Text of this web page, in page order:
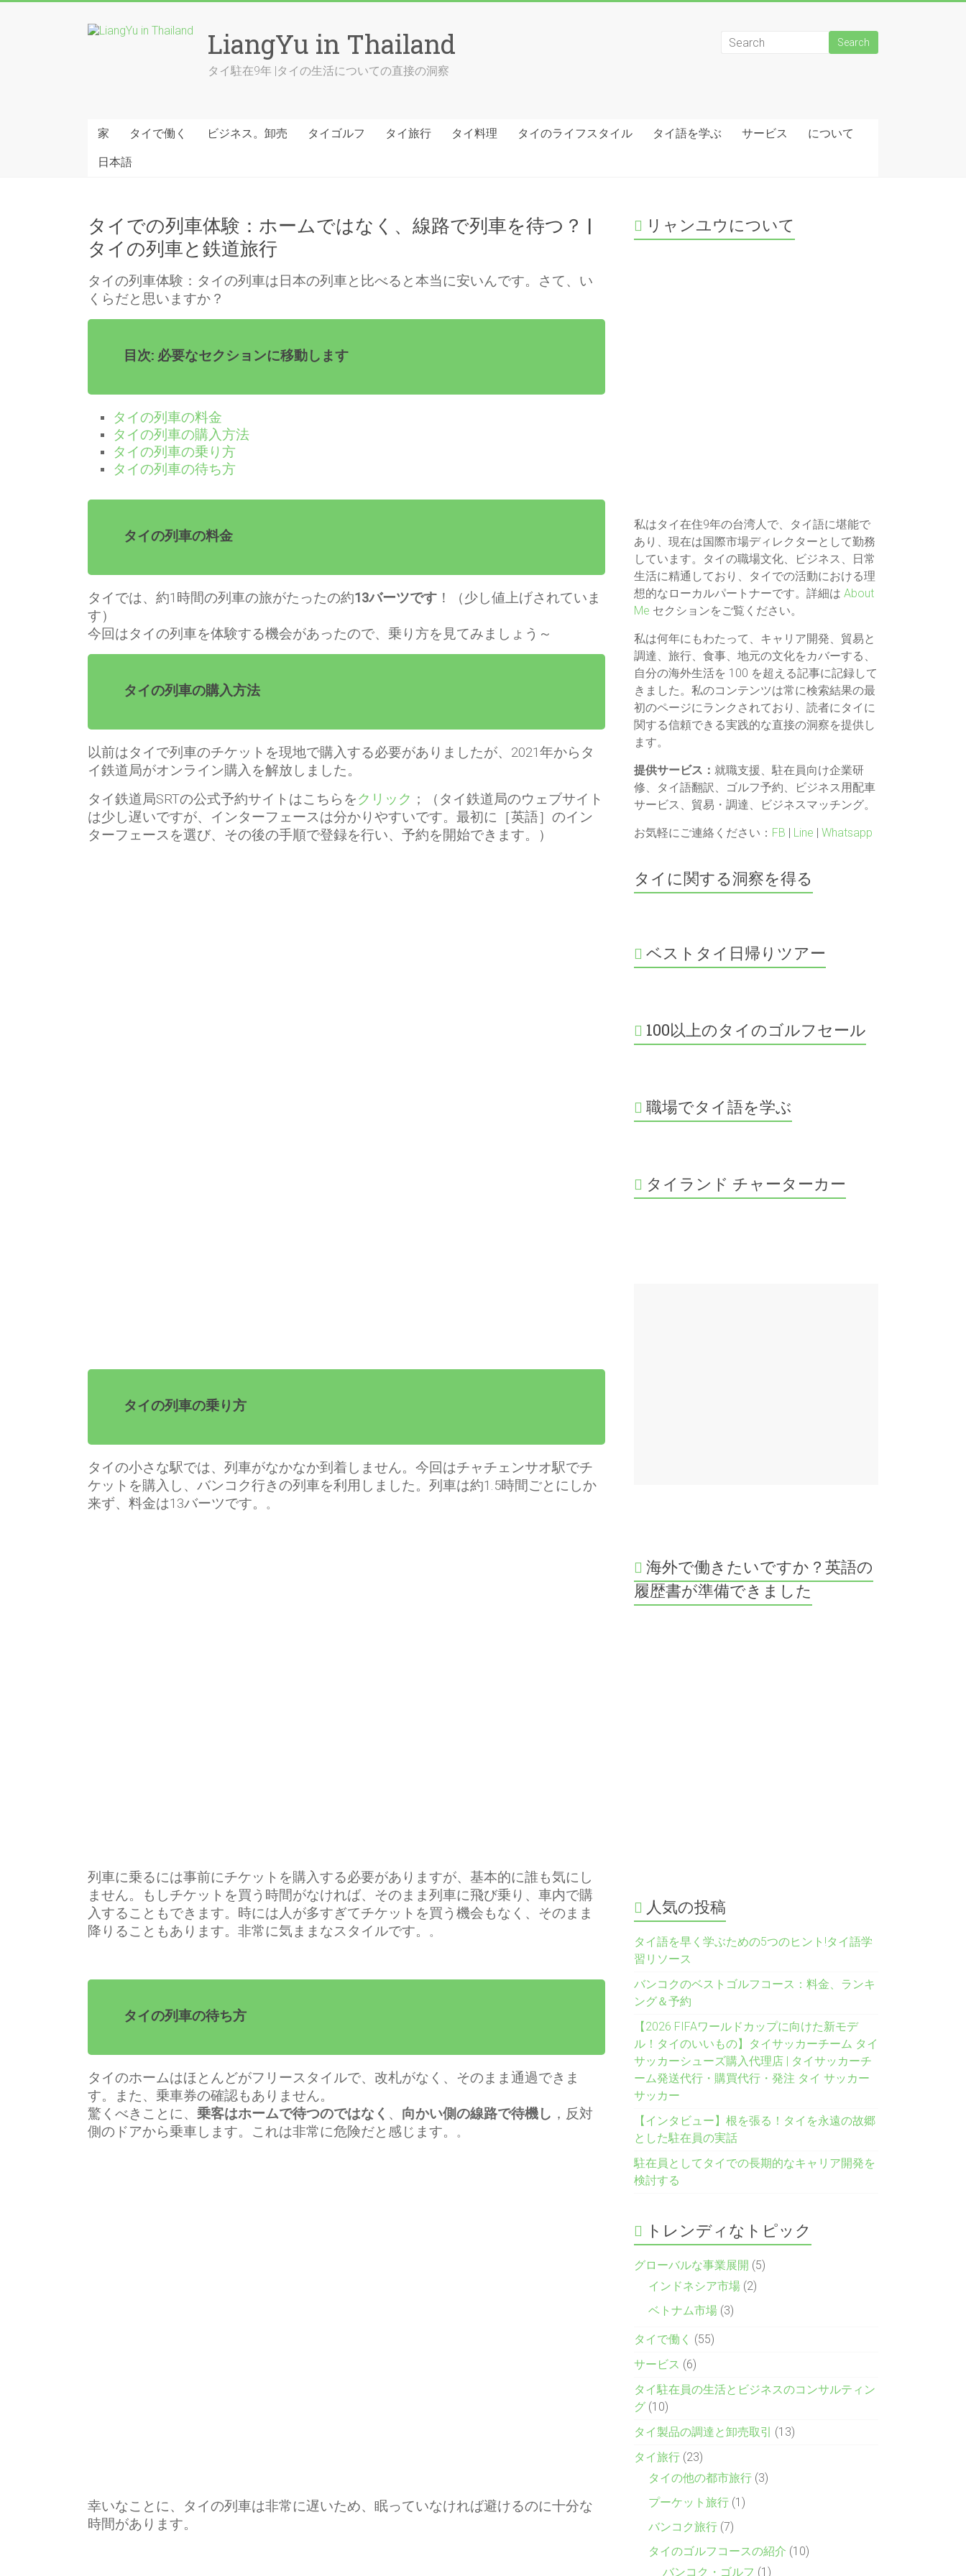
LiangYu in Thailand
タイ駐在9年 |タイの生活についての直接の洞察
家 タイで働く ビジネス。卸売 タイゴルフ タイ旅行 タイ料理 タイのライフスタイル タイ語を学ぶ サービス について
日本語
タイでの列車体験：ホームではなく、線路で列車を待つ？ |
タイの列車と鉄道旅行
タイの列車体験：タイの列車は日本の列車と比べると本当に安いんです。さて、い
くらだと思いますか？
目次: 必要なセクションに移動します
タイの列車の料金
タイの列車の購入方法
タイの列車の乗り方
タイの列車の待ち方
タイの列車の料金
タイでは、約1時間の列車の旅がたったの約13バーツです ！（少し値上げされていま
す）
今回はタイの列車を体験する機会があったので、乗り方を見てみましょう～
タイの列車の購入方法
以前はタイで列車のチケットを現地で購入する必要がありましたが、2021年からタ
イ鉄道局がオンライン購入を解放しました。
タイ鉄道局SRTの公式予約サイトはこちらをクリック ；（タイ鉄道局のウェブサイト
は少し遅いですが、インターフェースは分かりやすいです。最初に［英語］のイン
ターフェースを選び、その後の手順で登録を行い、予約を開始できます。）
タイの列車の乗り方
タイの小さな駅では、列車がなかなか到着しません。今回はチャチェンサオ駅でチ
ケットを購入し、バンコク行きの列車を利用しました。列車は約1.5時間ごとにしか
来ず、料金は13バーツです。
。
列車に乗るには事前にチケットを購入する必要がありますが、基本的に誰も気にし
ません。もしチケットを買う時間がなければ、そのまま列車に飛び乗り、車内で購
入することもできます。時には人が多すぎてチケットを買う機会もなく、そのまま
降りることもあります。非常に気ままなスタイルです。
。
タイの列車の待ち方
タイのホームはほとんどがフリースタイルで、改札がなく、そのまま通過できま
す。また、乗車券の確認もありません。
驚くべきことに、 乗客はホームで待つのではなく 、 向かい側の線路で待機し ， 反対
側のドアから乗車します。これは非常に危険だと感じます。
。
幸いなことに、タイの列車は非常に遅いため、眠っていなければ避けるのに十分な
時間があります。
リャンユウについて
私はタイ在住9年の台湾人で、タイ語に堪能で
あり、現在は国際市場ディレクターとして勤務
しています。タイの職場文化、ビジネス、日常
生活に精通しており、タイでの活動における理
想的なローカルパートナーです。詳細はAbout
Me セクションをご覧ください。
私は何年にもわたって、キャリア開発、貿易と
調達、旅行、食事、地元の文化をカバーする、
自分の海外生活を 100 を超える記事に記録して
きました。私のコンテンツは常に検索結果の最
初のページにランクされており、読者にタイに
関する信頼できる実践的な直接の洞察を提供し
ます。
提供サービス：就職支援、駐在員向け企業研
修、タイ語翻訳、ゴルフ予約、ビジネス用配車
サービス、貿易・調達、ビジネスマッチング。
お気軽にご連絡ください： FB | Line |Whatsapp
タイに関する洞察を得る
ベストタイ日帰りツアー
100以上のタイのゴルフセール
職場でタイ語を学ぶ
タイランド チャーターカー
海外で働きたいですか？英語の
履歴書が準備できました
人気の投稿
タイ語を早く学ぶための5つのヒント!タイ語学
習リソース
バンコクのベストゴルフコース：料金、ランキ
ング＆予約
【2026 FIFAワールドカップに向けた新モデ
ル！タイのいいもの】タイサッカーチーム タイ
サッカーシューズ購入代理店 | タイサッカーチ
ーム発送代行・購買代行・発注 タイ サッカー
サッカー
【インタビュー】根を張る！タイを永遠の故郷
とした駐在員の実話
駐在員としてタイでの長期的なキャリア開発を
検討する
トレンディなトピック
グローバルな事業展開 (5)
インドネシア市場 (2)
ベトナム市場 (3)
タイで働く (55)
サービス (6)
タイ駐在員の生活とビジネスのコンサルティン
グ (10)
タイ製品の調達と卸売取引 (13)
タイ旅行 (23)
タイの他の都市旅行 (3)
プーケット旅行 (1)
バンコク旅行 (7)
タイのゴルフコースの紹介 (10)
バンコク・ゴルフ (1)